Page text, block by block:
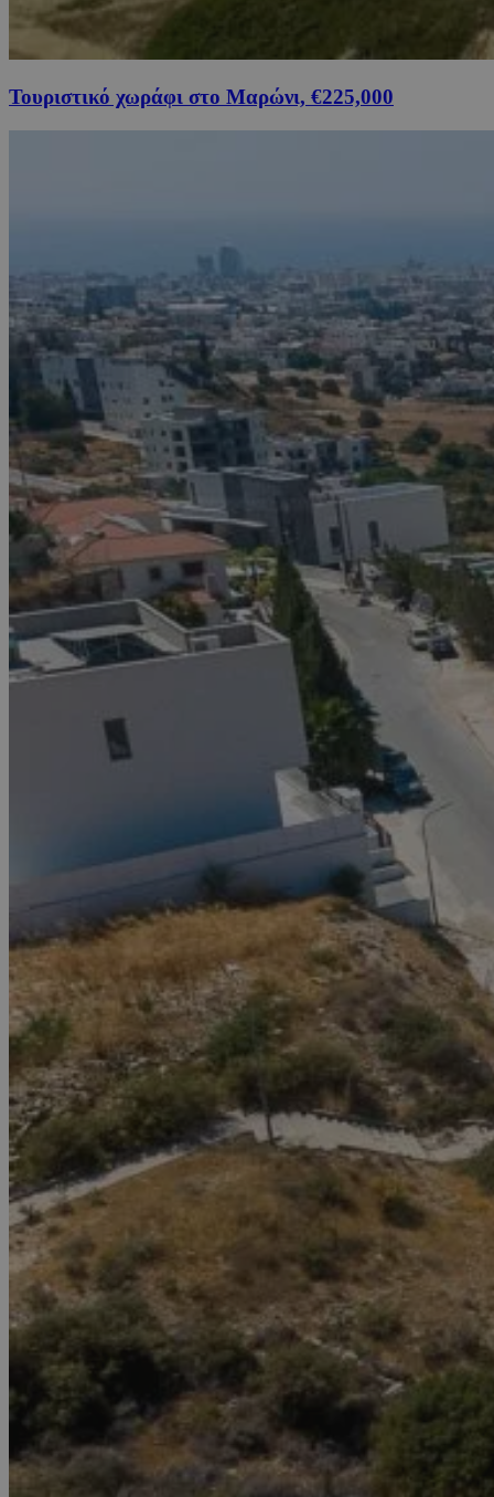
Τουριστικό χωράφι στο Μαρώνι, €225,000